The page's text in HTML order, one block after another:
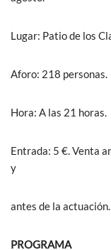
Lugar: Patio de los
Aforo: 218 personas.
Hora: A las 21 horas.
Entrada: 5 €. Venta
y
antes de la actuación.
PROGRAMA